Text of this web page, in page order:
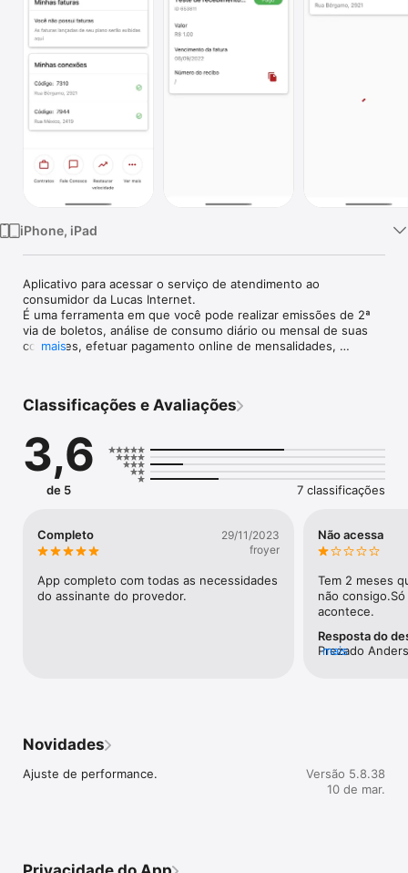
TV
iPhone, iPad
Aplicativo para acessar o serviço de atendimento ao
consumidor da Lucas Internet.
É uma ferramenta em que você pode realizar emissões de 2ª
via de boletos, análise de consumo diário ou mensal de suas
conexões, efetuar pagamento online de mensalidades,
mais
Classificações e Avaliações
3,6
de 5 7 classificações
Completo
29/11/2023
froyer
App completo com todas as necessidades
do assinante do provedor.
Não acessa
Tem 2 meses
não
acontece.
Resposta do
Prezado
mais
Novidades
Ajuste de performance.
Versão 5.8.38
10 de mar.